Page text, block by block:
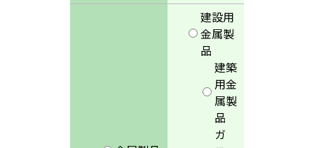
建設用
金属製
品
建築
用金
属製
品
ガ